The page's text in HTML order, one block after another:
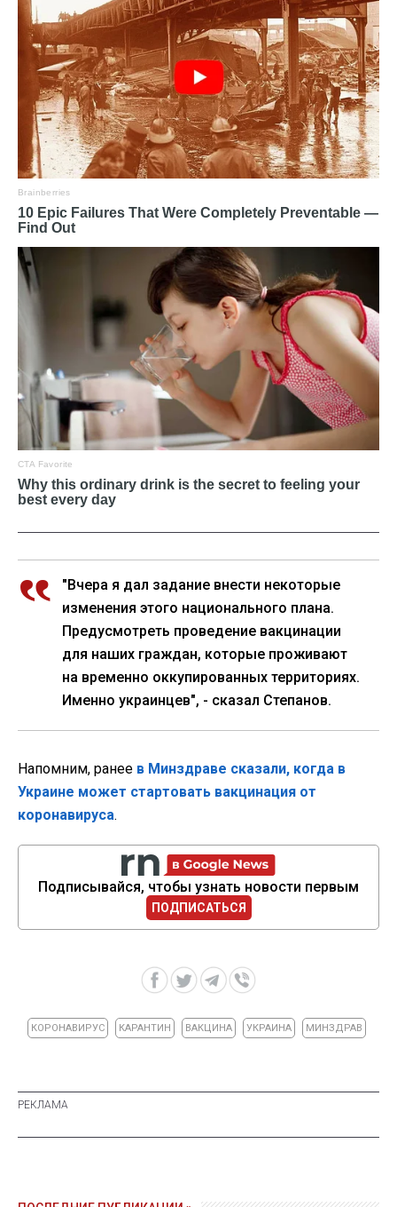
"Вчера я дал задание внести некоторые
изменения этого национального плана.
Предусмотреть проведение вакцинации
для наших граждан, которые проживают
на временно оккупированных территориях.
Именно украинцев", - сказал Степанов.
Напомним, ранее в Минздраве сказали, когда в
Украине может стартовать вакцинация от
коронавируса.
Подписывайся, чтобы узнать новости первым
ПОДПИСАТЬСЯ
КОРОНАВИРУС КАРАНТИН ВАКЦИНА УКРАИНА МИНЗДРАВ